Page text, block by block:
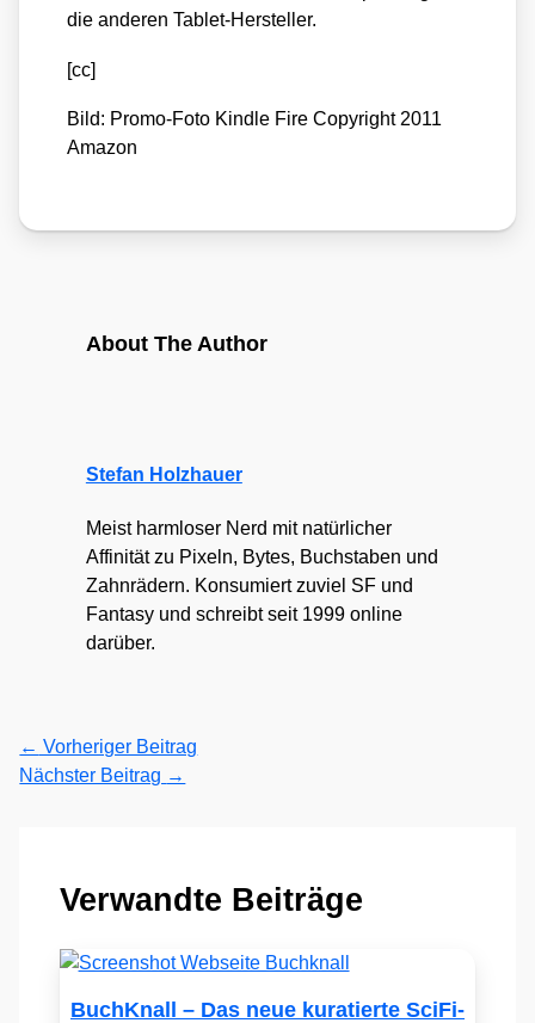
die ande­ren Tablet-Her­stel­ler.
[cc]
Bild: Pro­mo-Foto Kind­le Fire Copy­right 2011
Ama­zon
About The Author
Stefan Holzhauer
Meist harmloser Nerd mit natürlicher
Affinität zu Pixeln, Bytes, Buchstaben und
Zahnrädern. Konsumiert zuviel SF und
Fantasy und schreibt seit 1999 online
darüber.
← Vorheriger Beitrag
Nächster Beitrag →
Verwandte Beiträge
BuchKnall – Das neue kuratierte SciFi-